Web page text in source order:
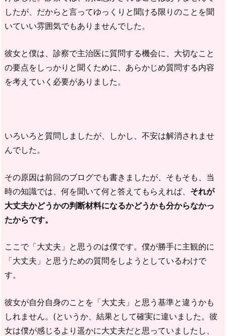
したが、だからと言ってゆっくりと聞ける限りのことを聞
いていい雰囲気でもありませんでした。
彼女と僕は、診察で主治医に質問する機会に、大切なこと
の要点をしっかりと聞くために、あらかじめ質問する内容
を考えていく必要がありました。
いろいろと質問しましたが、しかし、不安は解消されませ
んでした。
その原因は前回のブログでも書きましたが、そもそも、当
時の知識では、何を聞いて何と答えてもらえれば、 それが
大丈夫かどうかの判断材料になるかどうかも分からなかっ
たからです。
ここで「大丈夫」と思うのは僕です。僕が勝手に主観的に
「大丈夫」と思うための質問をしようとしているわけで
す。
彼女が自分自身のことを「大丈夫」と思う基準と違うかも
しれません。(というか、結果として確実に違いました。彼
女は僕が感じるより遥かに大丈夫だと思っていましたし、